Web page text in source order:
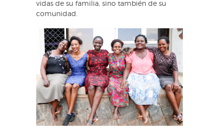
vidas de su familia, sino también de su
comunidad.